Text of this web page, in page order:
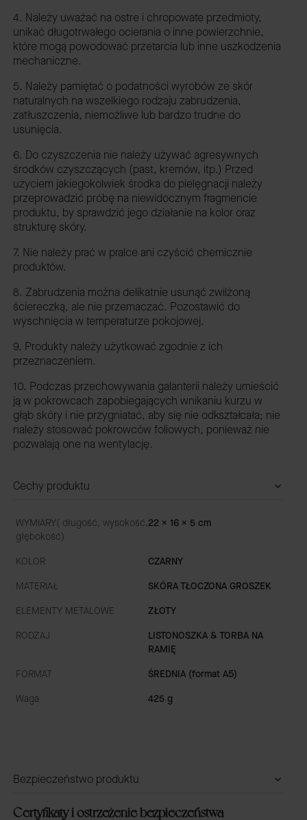
4. Należy uważać na ostre i chropowate przedmioty,
unikać długotrwałego ocierania o inne powierzchnie,
które mogą powodować przetarcia lub inne uszkodzenia
mechaniczne.
5. Należy pamiętać o podatności wyrobów ze skór
naturalnych na wszelkiego rodzaju zabrudzenia,
zatłuszczenia, niemożliwe lub bardzo trudne do
usunięcia.
6. Do czyszczenia nie należy używać agresywnych
środków czyszczących (past, kremów, itp.) Przed
użyciem jakiegokolwiek środka do pielęgnacji należy
przeprowadzić próbę na niewidocznym fragmencie
produktu, by sprawdzić jego działanie na kolor oraz
strukturę skóry.
7. Nie należy prać w pralce ani czyścić chemicznie
produktów.
8. Zabrudzenia można delikatnie usunąć zwilżoną
ściereczką, ale nie przemaczać. Pozostawić do
wyschnięcia w temperaturze pokojowej.
9. Produkty należy użytkować zgodnie z ich
przeznaczeniem.
10. Podczas przechowywania galanterii należy umieścić
ją w pokrowcach zapobiegających wnikaniu kurzu w
głąb skóry i nie przygniatać, aby się nie odkształcała; nie
należy stosować pokrowców foliowych, ponieważ nie
pozwalają one na wentylację.
Cechy produktu
WYMIARY( długość, wysokość,
głębokość)
22 x 16 x 5 cm
KOLOR
CZARNY
MATERIAŁ
SKÓRA TŁOCZONA GROSZEK
ELEMENTY METALOWE
ZŁOTY
RODZAJ
LISTONOSZKA & TORBA NA
RAMIĘ
FORMAT
ŚREDNIA (format A5)
Waga
425 g
Bezpieczeństwo produktu
Certyfikaty i ostrzeżenie bezpieczeństwa